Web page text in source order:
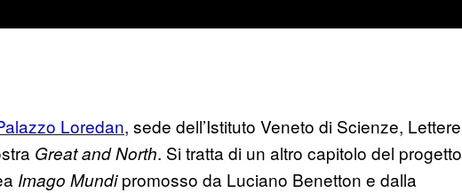
Loredan, sede dell’Istituto Veneto di Scienze, Lettere
Great and North. Si tratta di un altro capitolo del progetto
Imago Mundipromosso da Luciano Benetton e dalla